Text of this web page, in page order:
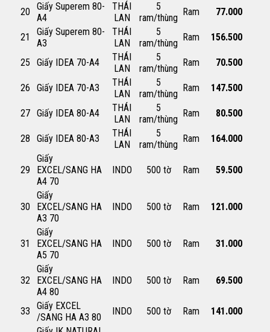
20
Giấy Superem 80-
A4
THÁI
LAN
5
ram/thùng
Ram 77.000
21
Giấy Superem 80-
A3
THÁI
LAN
5
ram/thùng
Ram 156.500
25 Giấy IDEA 70-A4
THÁI
LAN
5
ram/thùng
Ram 70.500
26 Giấy IDEA 70-A3
THÁI
LAN
5
ram/thùng
Ram 147.500
27 Giấy IDEA 80-A4
THÁI
LAN
5
ram/thùng
Ram 80.500
28 Giấy IDEA 80-A3
THÁI
LAN
5
ram/thùng
Ram 164.000
29
Giấy
EXCEL/SANG HA
A4 70
INDO 500 tờ Ram 59.500
30
Giấy
EXCEL/SANG HA
A3 70
INDO 500 tờ Ram 121.000
31
Giấy
EXCEL/SANG HA
A5 70
INDO 500 tờ Ram 31.000
32
Giấy
EXCEL/SANG HA
A4 80
INDO 500 tờ Ram 69.500
33
Giấy EXCEL
/SANG HA A3 80
INDO 500 tờ Ram 141.000